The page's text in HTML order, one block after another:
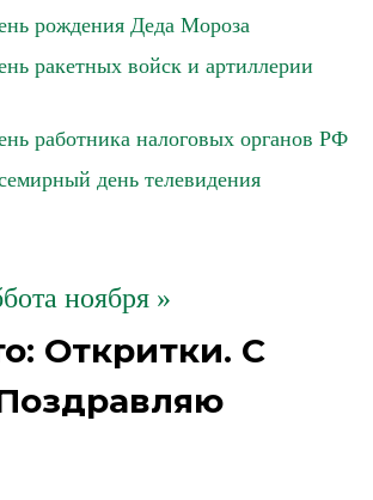
рождения Деда Мороза
ракетных войск и артиллерии
работника налоговых органов РФ
день телевидения
ноября »
Откритки. С